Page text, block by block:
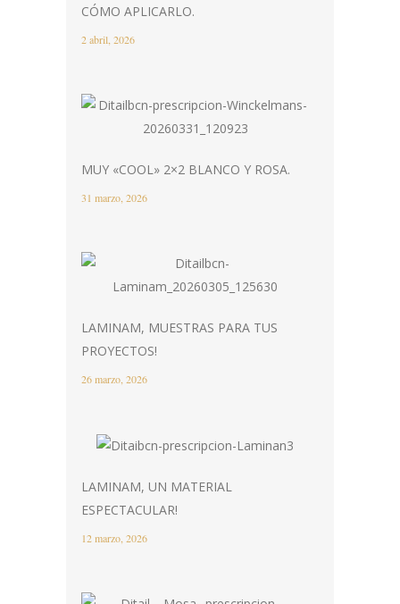
CÓMO APLICARLO.
2 abril, 2026
MUY «COOL» 2×2 BLANCO Y ROSA.
31 marzo, 2026
LAMINAM, MUESTRAS PARA TUS
PROYECTOS!
26 marzo, 2026
LAMINAM, UN MATERIAL
ESPECTACULAR!
12 marzo, 2026